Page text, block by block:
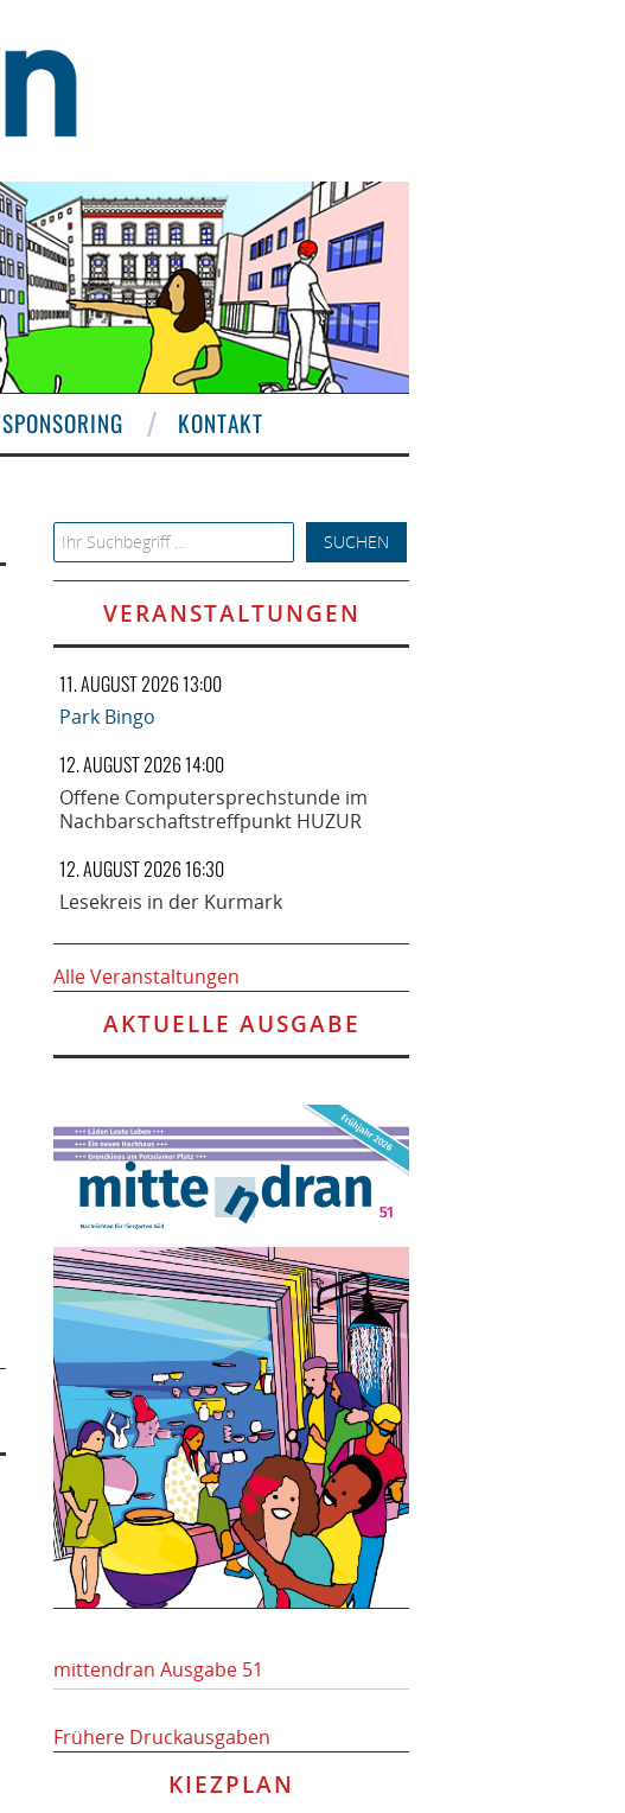
SPONSORING KONTAKT
Search for:
VERANSTALTUNGEN
11. AUGUST 2026 13:00
Park Bingo
12. AUGUST 2026 14:00
Offene Computersprechstunde im
Nachbarschaftstreffpunkt HUZUR
12. AUGUST 2026 16:30
Lesekreis in der Kurmark
Alle Veranstaltungen
AKTUELLE AUSGABE
mittendran Ausgabe 51
Frühere Druckausgaben
KIEZPLAN